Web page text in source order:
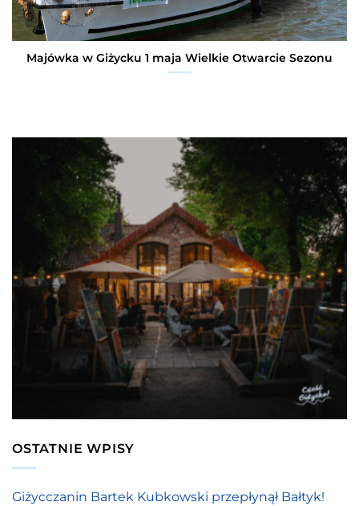
Majówka w Giżycku 1 maja Wielkie Otwarcie Sezonu
OSTATNIE WPISY
Giżycczanin Bartek Kubkowski przepłynął Bałtyk!